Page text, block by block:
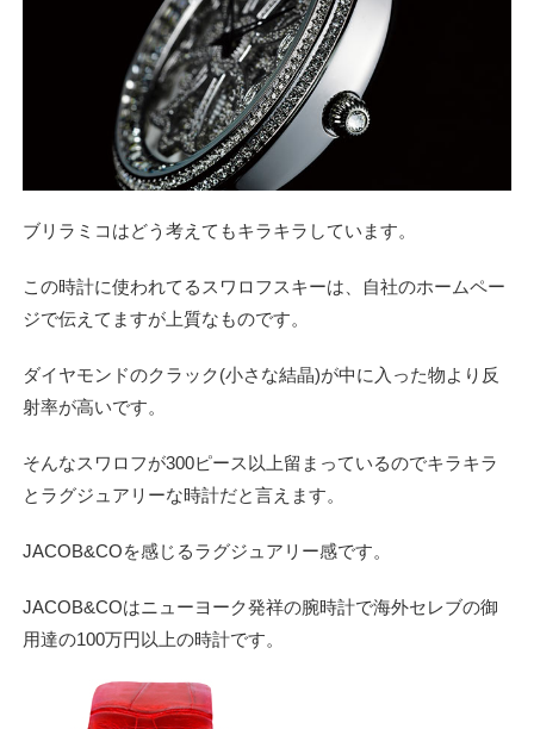
ブリラミコはどう考えてもキラキラしています。
この時計に使われてるスワロフスキーは、自社のホームペー
ジで伝えてますが上質なものです。
ダイヤモンドのクラック(小さな結晶)が中に入った物より反
射率が高いです。
そんなスワロフが300ピース以上留まっているのでキラキラ
とラグジュアリーな時計だと言えます。
JACOB&COを感じるラグジュアリー感です。
JACOB&COはニューヨーク発祥の腕時計で海外セレブの御
用達の100万円以上の時計です。